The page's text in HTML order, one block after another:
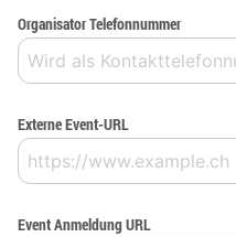
Organisator Telefonnummer
Externe Event-URL
Event Anmeldung URL